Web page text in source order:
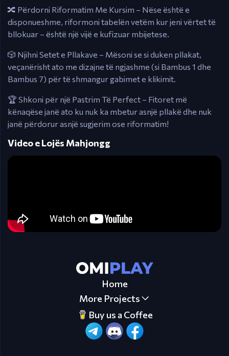
🔀 Përdorni Riformatim Me Kursim – Nëse është e
disponueshme, riformoni tabelën vetëm kur jeni vërtet të
bllokuar – është një vijë e kufizuar mbijetese.
🎲 Njihni Setet e Pllakave – Mësoni se si duken pllakat,
veçanërisht ato me dizajne të ngjashme (si Bambus 1 dhe
Bambus 7) për të shmangur gabimet e klikimit.
🏆 Shkoni për një Pastrim Të Perfect – Fitoret më
kënaqëse janë ato ku nuk ka mbetur asnjë pllakë dhe nuk
janë përdorur asnjë sugjerim ose riformatim!
Video e Lojës Mahjongg
Home
More Projects
Buy us a Coffee